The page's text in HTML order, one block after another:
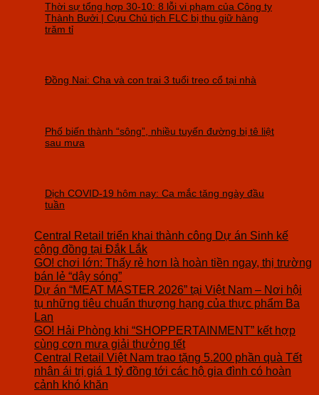
Thời sự tổng hợp 30-10: 8 lỗi vi phạm của Công ty
Thành Bưởi | Cựu Chủ tịch FLC bị thu giữ hàng
trăm tỉ
Đồng Nai: Cha và con trai 3 tuổi treo cổ tại nhà
Phố biến thành “sông”, nhiều tuyến đường bị tê liệt
sau mưa
Dịch COVID-19 hôm nay: Ca mắc tăng ngày đầu
tuần
Central Retail triển khai thành công Dự án Sinh kế
cộng đồng tại Đắk Lắk
GO! chơi lớn: Thấy rẻ hơn là hoàn tiền ngay, thị trường
bán lẻ “dậy sóng”
Dự án “MEAT MASTER 2026” tại Việt Nam – Nơi hội
tụ những tiêu chuẩn thượng hạng của thực phẩm Ba
Lan
GO! Hải Phòng khi “SHOPPERTAINMENT” kết hợp
cùng cơn mưa giải thưởng tết
Central Retail Việt Nam trao tặng 5.200 phần quà Tết
nhân ái trị giá 1 tỷ đồng tới các hộ gia đình có hoàn
cảnh khó khăn